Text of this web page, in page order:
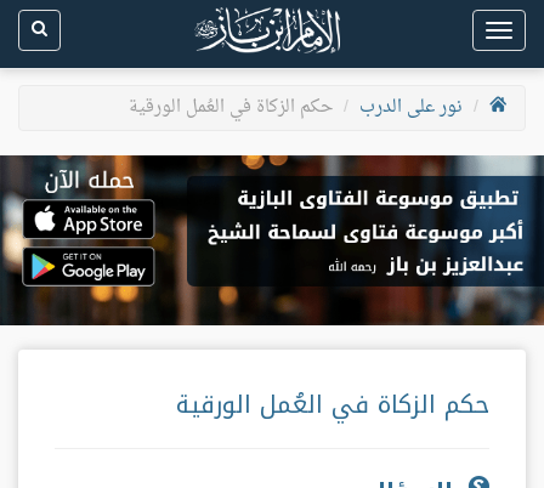
Toggle
navigation
نور على الدرب
حكم الزكاة في العُمل الورقية
حكم الزكاة في العُمل الورقية